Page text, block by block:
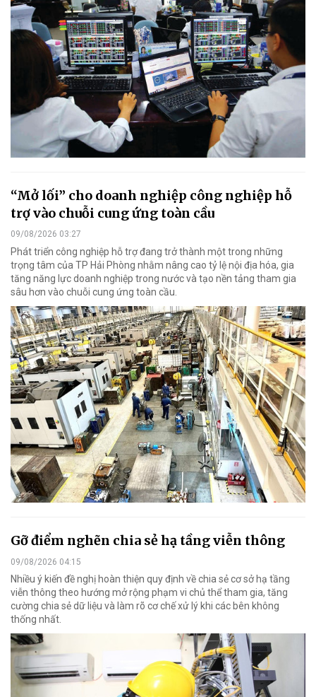
“Mở lối” cho doanh nghiệp công nghiệp hỗ
trợ vào chuỗi cung ứng toàn cầu
09/08/2026 03:27
Phát triển công nghiệp hỗ trợ đang trở thành một trong những
trọng tâm của TP Hải Phòng nhằm nâng cao tỷ lệ nội địa hóa, gia
tăng năng lực doanh nghiệp trong nước và tạo nền tảng tham gia
sâu hơn vào chuỗi cung ứng toàn cầu.
Gỡ điểm nghẽn chia sẻ hạ tầng viễn thông
09/08/2026 04:15
Nhiều ý kiến đề nghị hoàn thiện quy định về chia sẻ cơ sở hạ tầng
viễn thông theo hướng mở rộng phạm vi chủ thể tham gia, tăng
cường chia sẻ dữ liệu và làm rõ cơ chế xử lý khi các bên không
thống nhất.